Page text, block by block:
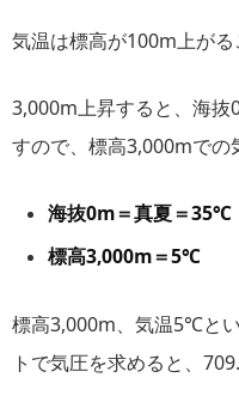
気温は標高が100m上が
3,000m上昇すると、海
すので、標高3,000mでの
海抜0m＝真夏＝35℃
標高3,000m＝5℃
標高3,000m、気温5℃と
トで気圧を求めると、